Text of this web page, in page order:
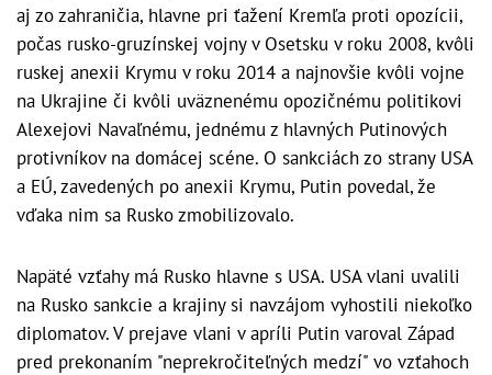
aj zo zahraničia, hlavne pri ťažení Kremľa proti opozícii,
počas rusko-gruzínskej vojny v Osetsku v roku 2008, kvôli
ruskej anexii Krymu v roku 2014 a najnovšie kvôli vojne
na Ukrajine či kvôli uväznenému opozičnému politikovi
Alexejovi Navaľnému, jednému z hlavných Putinových
protivníkov na domácej scéne. O sankciách zo strany USA
a EÚ, zavedených po anexii Krymu, Putin povedal, že
vďaka nim sa Rusko zmobilizovalo.
Napäté vzťahy má Rusko hlavne s USA. USA vlani uvalili
na Rusko sankcie a krajiny si navzájom vyhostili niekoľko
diplomatov. V prejave vlani v apríli Putin varoval Západ
pred prekonaním "neprekročiteľných medzí" vo vzťahoch